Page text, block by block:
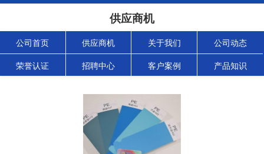
供应商机
公司首页 供应商机 关于我们 公司动态
荣誉认证 招聘中心 客户案例 产品知识